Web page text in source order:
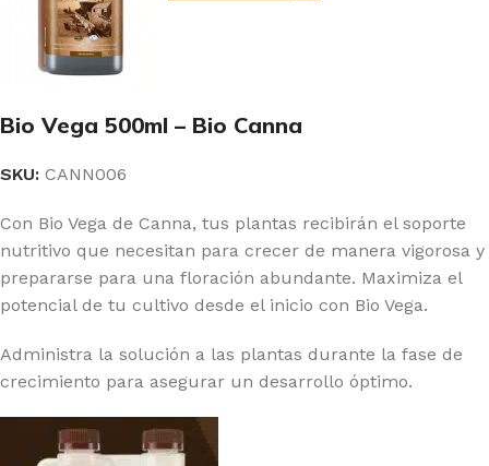
Bio Vega 500ml – Bio Canna
SKU: CANN006
Con Bio Vega de Canna, tus plantas recibirán el soporte
nutritivo que necesitan para crecer de manera vigorosa y
prepararse para una floración abundante. Maximiza el
potencial de tu cultivo desde el inicio con Bio Vega.
Administra la solución a las plantas durante la fase de
crecimiento para asegurar un desarrollo óptimo.